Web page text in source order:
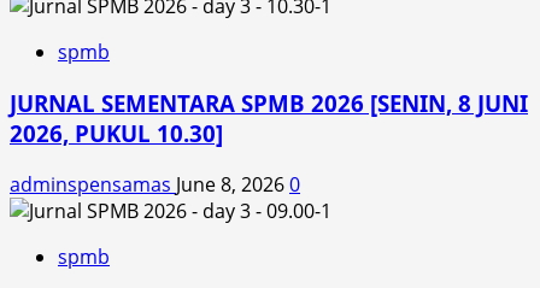
spmb
JURNAL SEMENTARA SPMB 2026 [SENIN, 8 JUNI
2026, PUKUL 10.30]
adminspensamas June 8, 20260
spmb